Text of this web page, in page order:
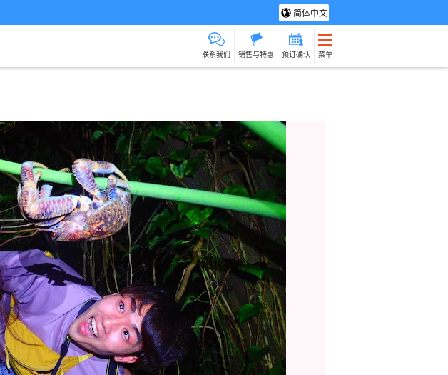
简体中文
联系我们 销售与特惠 预订确认 菜单
观光旅游
水疗与放松
动荡
制造经验
货物销售（相对于